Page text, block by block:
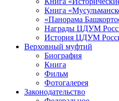
Книга
«Панорама
Награды ЦДУМ
История ЦДУМ
Верховный муфтий
Биография
Книга
Фильм
Фотогалерея
Законодательство